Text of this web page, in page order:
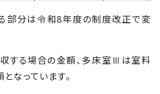
部分は令和8年度の制度改正で変
る場合の金額、多床室Ⅲは室料
なっています。